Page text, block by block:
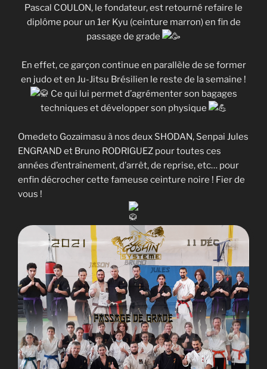
Pascal COULON, le fondateur, est retourné refaire le
diplôme pour un 1er Kyu (ceinture marron) en fin de
passage de grade
En effet, ce garçon continue en parallèle de se former
en judo et en Ju-Jitsu Brésilien le reste de la semaine !
Ce qui lui permet d’agrémenter son bagages
techniques et développer son physique
Omedeto Gozaimasu à nos deux SHODAN, Senpai Jules
ENGRAND et Bruno RODRIGUEZ pour toutes ces
années d’entraînement, d’arrêt, de reprise, etc… pour
enfin décrocher cette fameuse ceinture noire ! Fier de
vous !